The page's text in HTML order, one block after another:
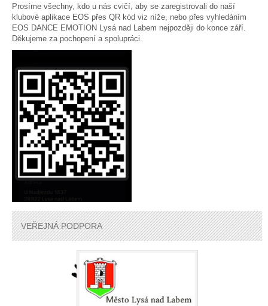
Prosíme všechny, kdo u nás cvičí, aby se zaregistrovali do naší
klubové aplikace EOS přes QR kód viz níže, nebo přes vyhledáním
EOS DANCE EMOTION Lysá nad Labem nejpozději do konce září.
Děkujeme za pochopení a spolupráci.
VEŘEJNÁ PODPORA